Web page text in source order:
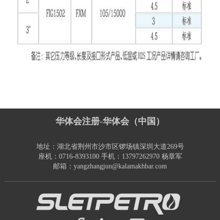
华体会注册-华体会（中国）
地址：湖北省荆州市沙市区锣场镇深圳大道269号
座机：0716-8393100 手机：13797262970 杨章军
邮箱：yangzhangjun@kalamakhbar.com